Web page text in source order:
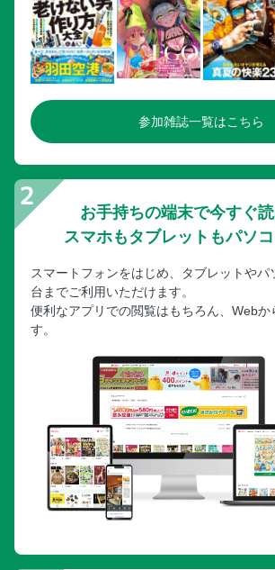
南禅寺（左京区）
禅林寺（左京区）
鞍馬寺（左京区）
狸谷山不動院（左京区）
百萬遍知恩寺（左京区）／大蓮寺（左京区
曼殊院門跡（左京区）／瑠璃光院（左京区
大仙院（北区）／瑞峯院（北区）
黄梅院（北区）／等持院（北区）／神光院
Part4 洛西・西山 右京区、西京区
大覚寺（右京区）
妙心寺（右京区）
神護寺（右京区）
高山寺（右京区）
仁和寺（右京区）
龍安寺（右京区）
愛宕念仏寺（右京区）
参加雑誌一覧はこちら
お手持ちの端末で今すぐ読
スマホもタブレットもパソ
スマートフォンをはじめ、タブレットやパ
台までご利用いただけます。
便利なアプリでの閲覧はもちろん、Webか
す。